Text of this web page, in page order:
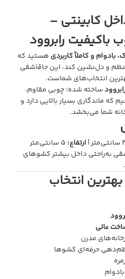
کابینتی –
باکیفیت رابروود
بادوام و کاملاً کاربردی هستید که
و دل‌نشین کند، این جاقاشقی
انتخاب‌های شماست.
ساخته شده؛ چوبی مقاوم،
ماندگاری بسیار بالایی دارد و
شما می‌بخشد.
ارتفاع:
به‌راحتی داخل بیشتر کشوهای
انتخاب
عالی
مدرن
نظم‌دهی حرفه‌ای کشوها